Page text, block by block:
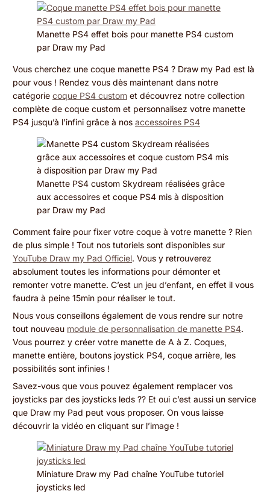
Vous
cherchez
une
coque
manette
PS4
Draw
my
Pad
est
là
pour
vous
!
décembre
Manette PS4 effet bois pour manette PS4 custom
par Draw my Pad
Vous cherchez une coque manette PS4 ? Draw my Pad est là
pour vous ! Rendez vous dès maintenant dans notre
catégorie coque PS4 custom et découvrez notre collection
complète de coque custom et personnalisez votre manette
PS4 jusqu’à l’infini grâce à nos accessoires PS4
Manette PS4 custom Skydream réalisées grâce
aux accessoires et coque PS4 mis à disposition
par Draw my Pad
Comment faire pour fixer votre coque à votre manette ? Rien
de plus simple ! Tout nos tutoriels sont disponibles sur
YouTube Draw my Pad Officiel. Vous y retrouverez
absolument toutes les informations pour démonter et
remonter votre manette. C’est un jeu d’enfant, en effet il vous
faudra à peine 15min pour réaliser le tout.
Nous vous conseillons également de vous rendre sur notre
tout nouveau module de personnalisation de manette PS4.
Vous pourrez y créer votre manette de A à Z. Coques,
manette entière, boutons joystick PS4, coque arrière, les
possibilités sont infinies !
Savez-vous que vous pouvez également remplacer vos
joysticks par des joysticks leds ?? Et oui c’est aussi un service
que Draw my Pad peut vous proposer. On vous laisse
découvrir la vidéo en cliquant sur l’image !
Miniature Draw my Pad chaîne YouTube tutoriel
joysticks led